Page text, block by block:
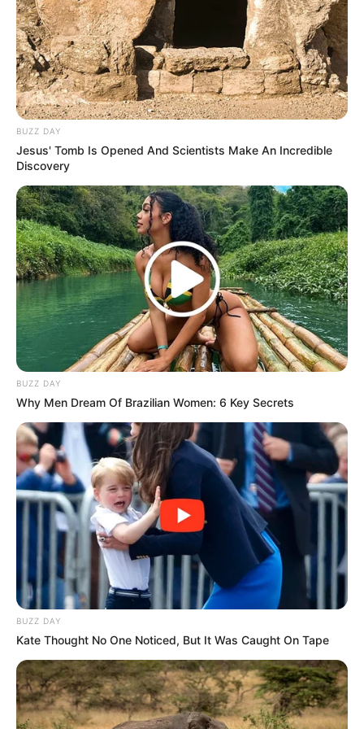
Saraswati, Mahdy Reza, Dian Nitami, Callista Arum, dan masih
banyak lagi.
(foto: instagram/sctv)
BUZZ DAY
Jesus' Tomb Is Opened And Scientists Make An Incredible
Discovery
BUZZ DAY
Why Men Dream Of Brazilian Women: 6 Key Secrets
BUZZ DAY
Kate Thought No One Noticed, But It Was Caught On Tape